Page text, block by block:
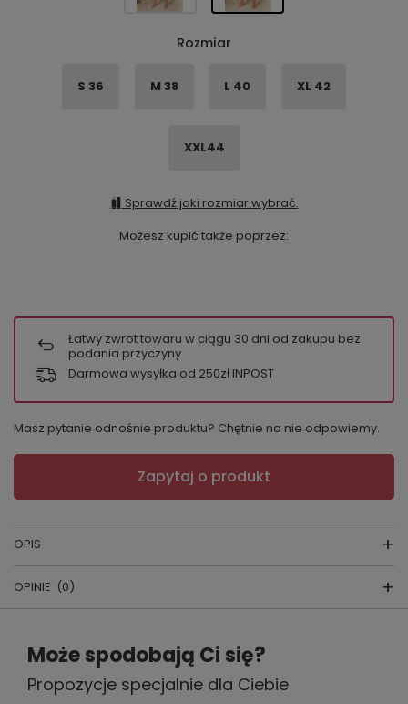
Rozmiar
S 36 M 38 L 40 XL 42
XXL44
Sprawdź jaki rozmiar wybrać.
Możesz kupić także poprzez:
Łatwy zwrot towaru w ciągu 30 dni od zakupu bez
podania przyczyny
Darmowa wysyłka od 250zł INPOST
Masz pytanie odnośnie produktu? Chętnie na nie odpowiemy.
Zapytaj o produkt
OPIS
Satynowy komplet Raja został stworzony z myślą o
Koszula o długim, nieco poszerzanym ku dołowi
na 4 guziki pozwalają decydować o sposobie
OPINIE (0)
Napisz swoją opinię
Twoja ocena:
Może spodobają Ci się?
Propozycje specjalnie dla Ciebie